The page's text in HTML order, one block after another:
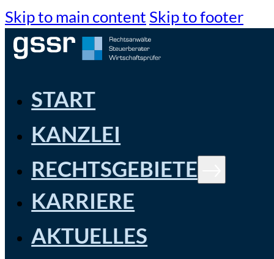
Skip to main content Skip to footer
START
KANZLEI
RECHTSGEBIETE
KARRIERE
AKTUELLES